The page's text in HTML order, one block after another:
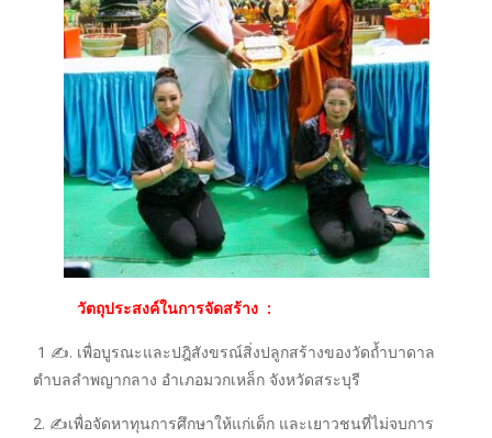
วัตถุประสงค์ในการจัดสร้าง :
1 ✍️. เพื่อบูรณะและปฎิสังขรณ์สิ่งปลูกสร้างของวัดถ้ำบาดาล
ตำบลลำพญากลาง อำเภอมวกเหล็ก จังหวัดสระบุรี
2. ✍️เพื่อจัดหาทุนการศึกษาให้แก่เด็ก และเยาวชนที่ไม่จบการ